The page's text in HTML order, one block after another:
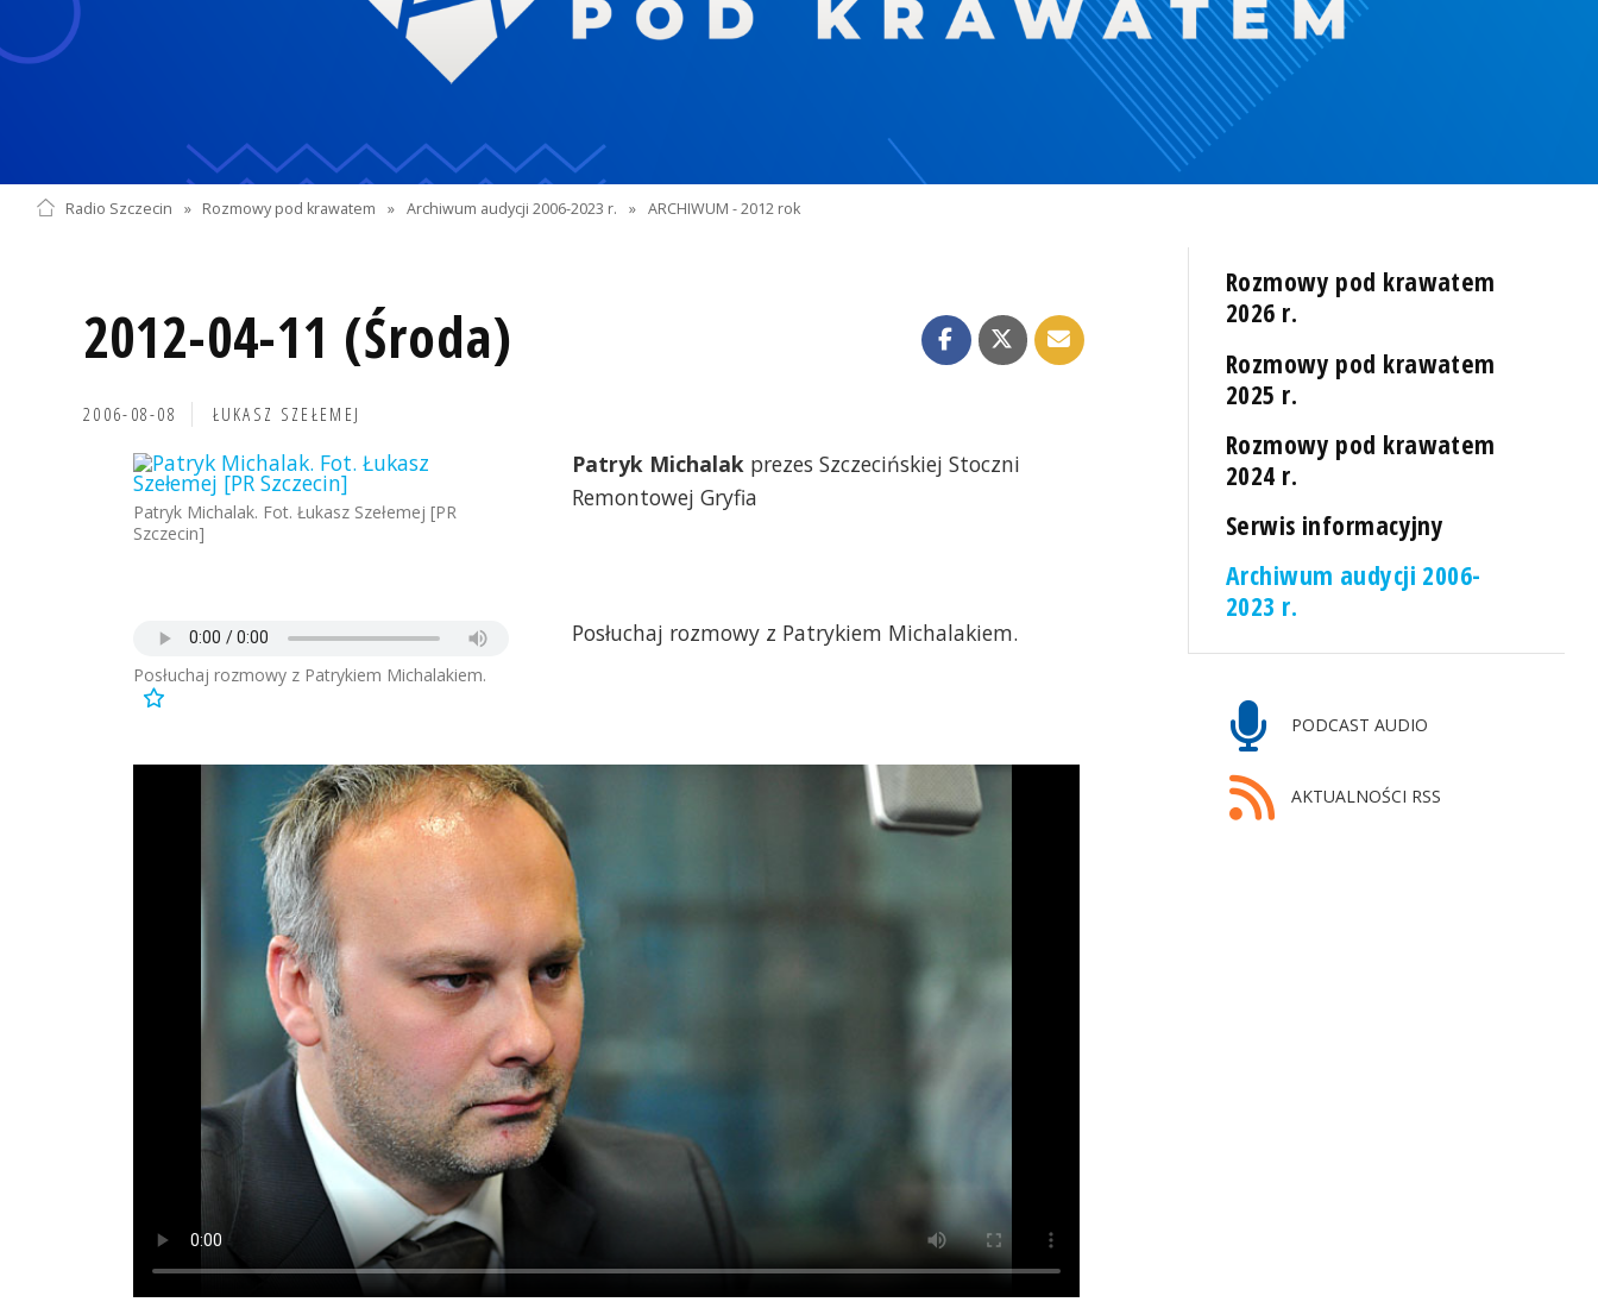
Radio Szczecin » Rozmowy pod krawatem » Archiwum audycji 2006-2023 r. » ARCHIWUM - 2012 rok
2012-04-11 (Środa)
2006-08-08 ŁUKASZ SZEŁEMEJ
Patryk Michalak. Fot. Łukasz Szełemej [PR
Szczecin]
Patryk Michalakprezes Szczecińskiej Stoczni
Remontowej Gryfia
Posłuchaj rozmowy z Patrykiem Michalakiem.
Posłuchaj rozmowy z Patrykiem Michalakiem.
Rozmowy pod krawatem
2026 r.
Rozmowy pod krawatem
2025 r.
Rozmowy pod krawatem
2024 r.
Serwis informacyjny
Archiwum audycji 2006-
2023 r.
PODCAST AUDIO
AKTUALNOŚCI RSS